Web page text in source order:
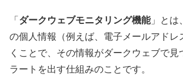
「ダークウェブモニタリング機能」とは
の個人情報（例えば、電子メールアドレ
くことで、その情報がダークウェブで見
ラートを出す仕組みのことです。